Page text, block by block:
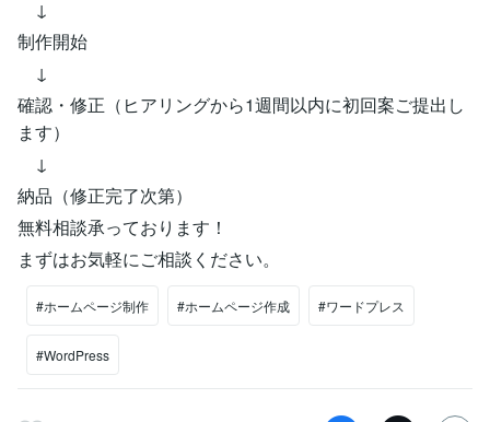
↓
制作開始
↓
確認・修正（ヒアリングから1週間以内に初回案ご提出し
ます）
↓
納品（修正完了次第）
無料相談承っております！
まずはお気軽にご相談ください。
#ホームページ制作 #ホームページ作成 #ワードプレス
#WordPress